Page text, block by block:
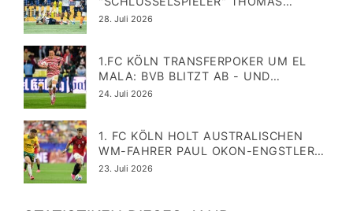
MÜLLER TEIL VOM GROSSEN MLS-M
Veröffentlicht
28. Juli 2026
1.FC KÖLN TRANSFERPOKER UM EL
MALA: BVB BLITZT AB - UND
IRRITIERT
Veröffentlicht
24. Juli 2026
1. FC KÖLN HOLT AUSTRALISCHEN
WM-FAHRER PAUL OKON-ENGSTLER
VOM SYDNEY FC
Veröffentlicht
23. Juli 2026